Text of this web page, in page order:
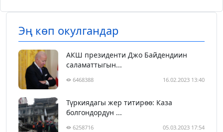
Эң көп окулгандар
АКШ президенти Джо Байдендиин
саламаттыгын...
6468388 16.02.2023 13:40
Түркиядагы жер титирөө: Каза
болгондордун ...
6258716 05.03.2023 17:54